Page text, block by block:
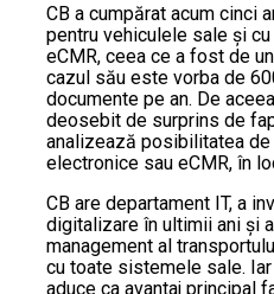
CB a cumpărat acum cinci
pentru vehiculele sale și
eCMR, ceea ce a fost de
cazul său este vorba de
documente pe an. De
deosebit de surprins de
analizează posibilitatea
electronice sau eCMR, în
CB are departament IT, a
digitalizare în ultimii ani și
management al
cu toate sistemele sale.
aduce ca avantaj principal